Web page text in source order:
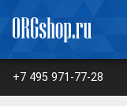
+7 495 971-77-28